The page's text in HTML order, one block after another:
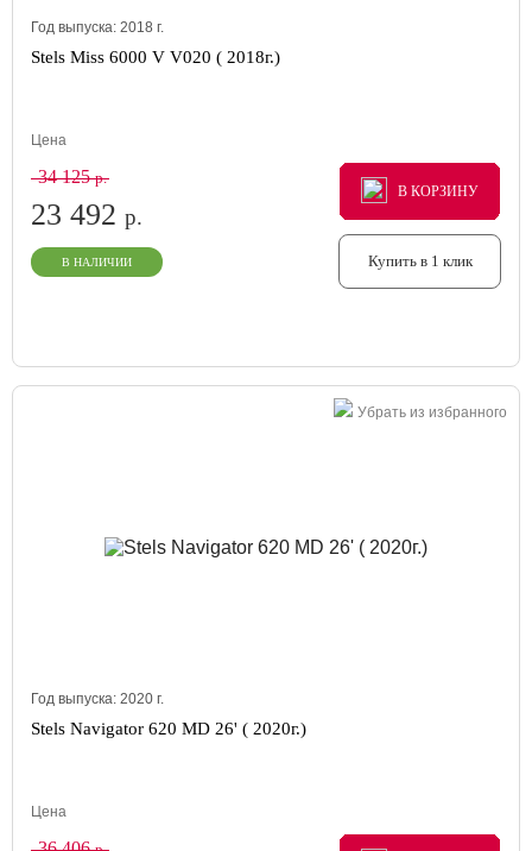
Год выпуска: 2018 г.
Stels Miss 6000 V V020 ( 2018г.)
Цена
34 125р.
23 492 р.
В НАЛИЧИИ
В КОРЗИНУ
В КОРЗИНУ
В КОРЗИНУ
Купить в 1 клик
Убрать из избранного
Год выпуска: 2020 г.
Stels Navigator 620 MD 26' ( 2020г.)
Цена